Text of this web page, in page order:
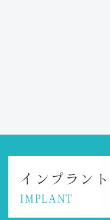
インプラント
IMPLANT